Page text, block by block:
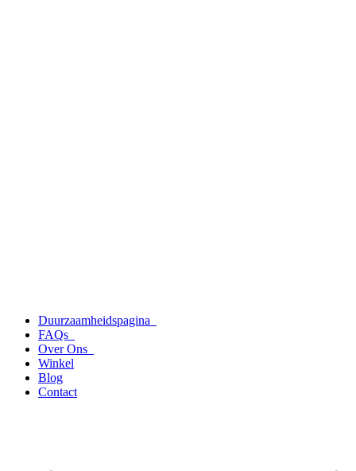
Duurzaamheidspagina
FAQs
Over Ons
Winkel
Blog
Contact